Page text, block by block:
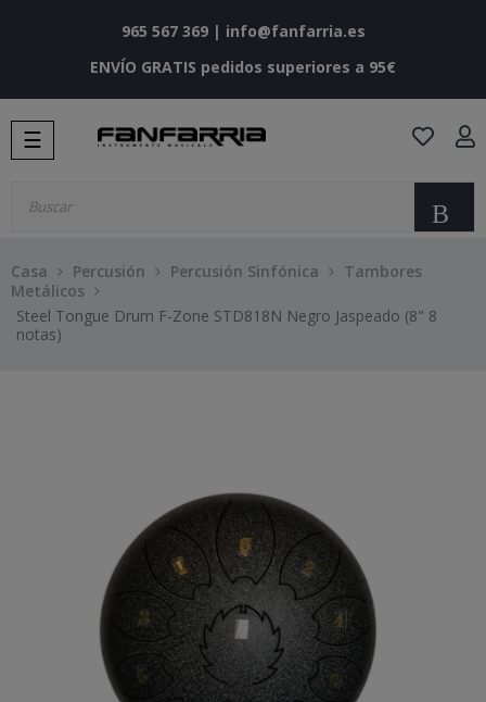
965 567 369| info@fanfarria.es
ENVÍO GRATIS pedidos superiores a 95€
Navegación
de
☰
Casa Percusión Percusión Sinfónica
Tambores
Metálicos
Steel Tongue Drum F-Zone STD818N Negro Jaspeado (8" 8
notas)